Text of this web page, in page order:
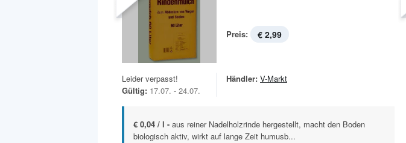
Preis: € 2,99
Leider verpasst!
Gültig: 17.07. - 24.07.
Händler: V-Markt
€ 0,04 / l - aus reiner Nadelholzrinde hergestellt, macht den Boden
biologisch aktiv, wirkt auf lange Zeit humusb...